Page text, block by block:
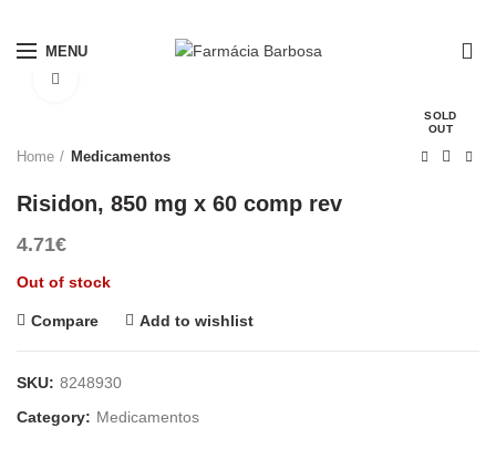
MENU
SOLD
OUT
Home Medicamentos
Risidon, 850 mg x 60 comp rev
4.71€
Out of stock
Compare Add to wishlist
SKU: 8248930
Category: Medicamentos